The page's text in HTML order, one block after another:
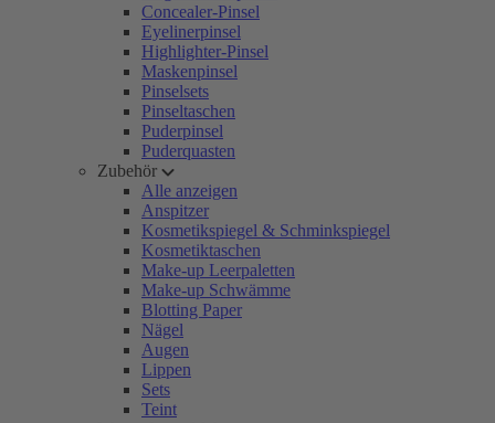
Concealer-Pinsel
Eyelinerpinsel
Highlighter-Pinsel
Maskenpinsel
Pinselsets
Pinseltaschen
Puderpinsel
Puderquasten
Zubehör
Alle anzeigen
Anspitzer
Kosmetikspiegel & Schminkspiegel
Kosmetiktaschen
Make-up Leerpaletten
Make-up Schwämme
Blotting Paper
Nägel
Augen
Lippen
Sets
Teint